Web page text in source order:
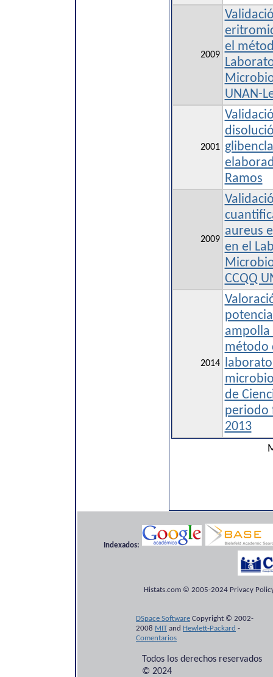
2009
el
UNAN-
2001
Ramos
2009
aureus
en el
CCQQ
2014
ampolla
método
de
periodo
2013
Indexados:
Histats.com © 2005-2024 Privacy
DSpace Software Copyright © 2002-
2008 MITand Hewlett-Packard -
Comentarios
Todos los derechos reservados
© 2024